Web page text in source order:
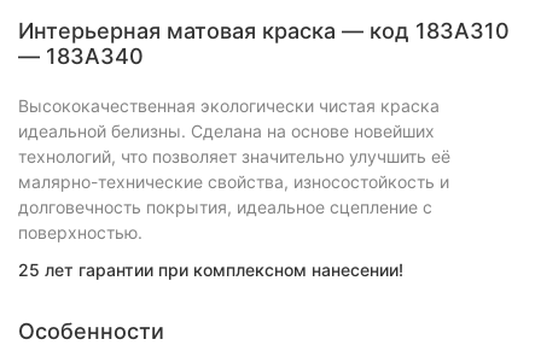
Интерьерная матовая краска — код 183А310
— 183A340
Высококачественная экологически чистая краска
идеальной белизны. Сделана на основе новейших
технологий, что позволяет значительно улучшить её
малярно-технические свойства, износостойкость и
долговечность покрытия, идеальное сцепление с
поверхностью.
25 лет гарантии при комплексном нанесении!
Особенности